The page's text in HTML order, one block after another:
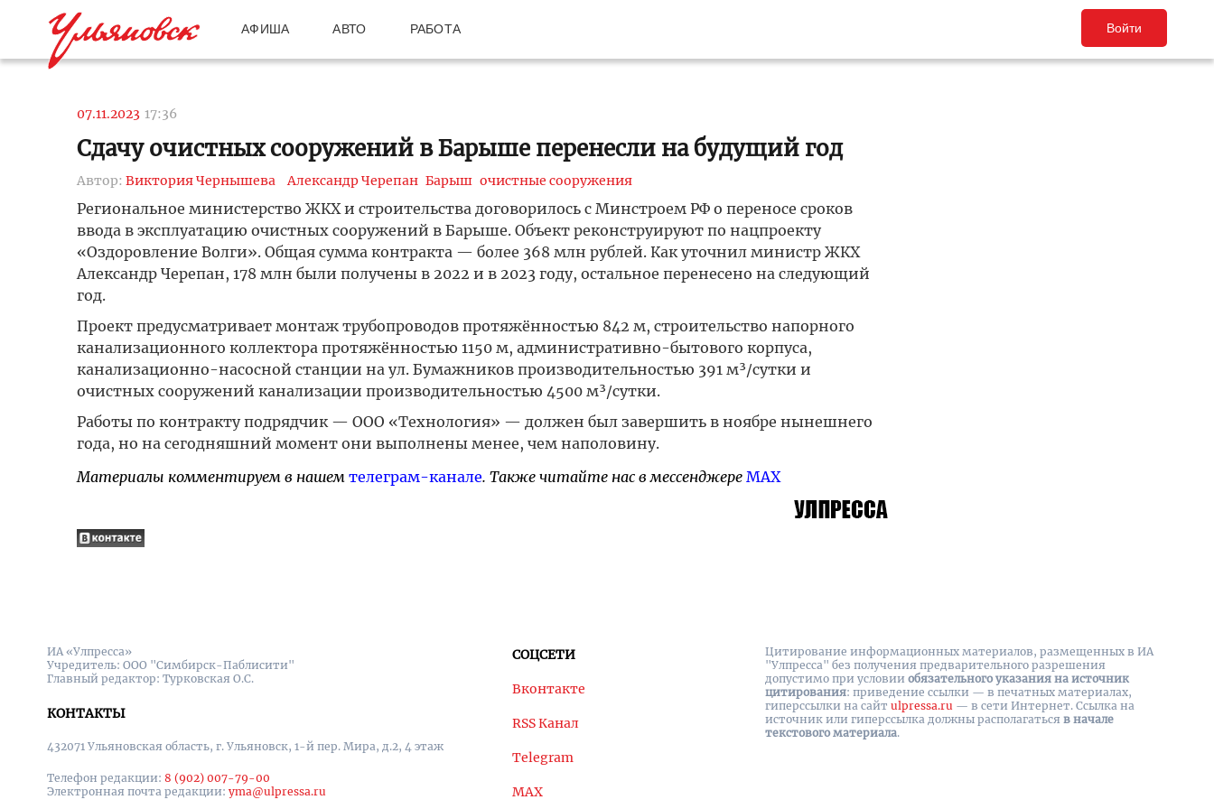
АФИША АВТО РАБОТА Войти
07.11.2023 17:36
Сдачу очистных сооружений в Барыше перенесли на будущий год
Автор: Виктория Чернышева Александр Черепан Барыш очистные сооружения
Региональное министерство ЖКХ и строительства договорилось с Минстроем РФ о переносе сроков
ввода в эксплуатацию очистных сооружений в Барыше. Объект реконструируют по нацпроекту
«Оздоровление Волги». Общая сумма контракта — более 368 млн рублей. Как уточнил министр ЖКХ
Александр Черепан, 178 млн были получены в 2022 и в 2023 году, остальное перенесено на следующий
год.
Проект предусматривает монтаж трубопроводов протяжённостью 842 м, строительство напорного
канализационного коллектора протяжённостью 1150 м, административно-бытового корпуса,
канализационно-насосной станции на ул. Бумажников производительностью 391 м³/сутки и
очистных сооружений канализации производительностью 4500 м³/сутки.
Работы по контракту подрядчик — ООО «Технология» — должен был завершить в ноябре нынешнего
года, но на сегодняшний момент они выполнены менее, чем наполовину.
Материалы комментируем в нашем телеграм-канале. Также читайте нас в мессенджере MAX
ИА «Улпресса»
Учредитель: ООО "Симбирск-Паблисити"
Главный редактор: Турковская О.С.
КОНТАКТЫ
432071 Ульяновская область, г. Ульяновск, 1-й пер. Мира, д.2, 4 этаж
Телефон редакции: 8 (902) 007-79-00
Электронная почта редакции: yma@ulpressa.ru
СОЦСЕТИ
Вконтакте
RSS Канал
Telegram
MAX
Цитирование информационных материалов, размещенных в ИА
"Улпресса" без получения предварительного разрешения
допустимо при условии обязательного указания на источник
цитирования: приведение ссылки — в печатных материалах,
гиперссылки на cайт ulpressa.ru — в сети Интернет. Ссылка на
источник или гиперссылка должны располагаться в начале
текстового материала.